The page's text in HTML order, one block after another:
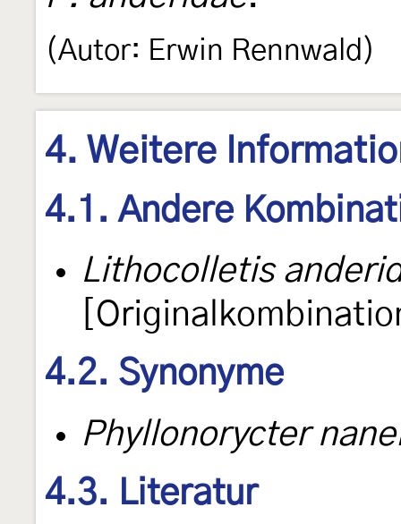
(Autor: Erwin Rennwald)
4. Weitere
4.1. Andere
Lithocolletis
4.2. Synonyme
Phyllonorycter
4.3. Literatur